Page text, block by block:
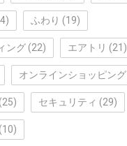
ふわり (19)
ング (22) エアトリ (21)
オンラインショッピング
(25) セキュリティ (29)
(10)